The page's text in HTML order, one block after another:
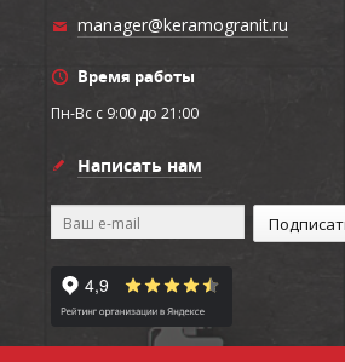
manager@keramogranit.ru
Время работы
Пн-Вс c 9:00 до 21:00
Написать нам